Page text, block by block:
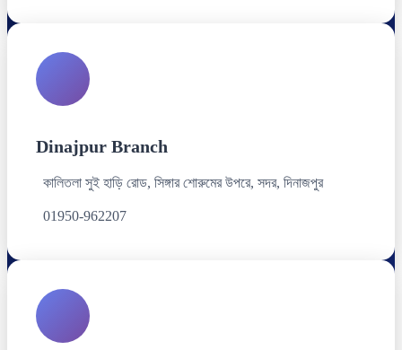
Dinajpur Branch
কালিতলা সুই হাড়ি রোড, সিঙ্গার শোরুমের উপরে, সদর, দিনাজপুর
01950-962207